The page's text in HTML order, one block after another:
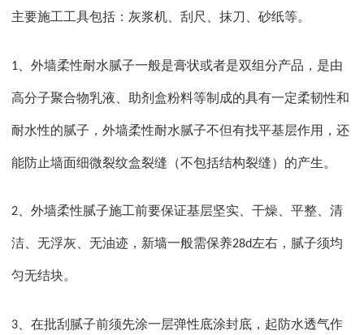
主要施工工具包括：灰浆机、刮尺、抹刀、砂纸等。
1 、外墙柔性耐水腻子一般是膏状或者是双组分产品，是由
高分子聚合物乳液、助剂盒粉料等制成的具有一定柔韧性和
耐水性的腻子，外墙柔性耐水腻子不但有找平基层作用，还
能防止墙面细微裂纹盒裂缝（不包括结构裂缝）的产生。
2 、外墙柔性腻子施工前要保证基层坚实、干燥、平整、清
洁、无浮灰、无油迹，新墙一般需保养28d左右，腻子须均
匀无结块。
3 、在批刮腻子前须先涂一层弹性底涂封底，起防水透气作